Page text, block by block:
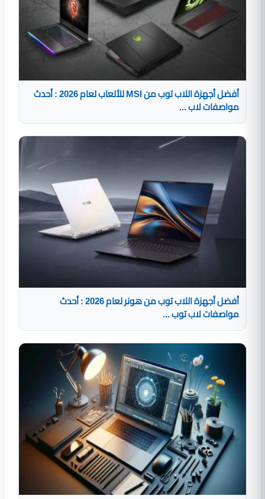
أفضل أجهزة اللاب توب من MSI للألعاب لعام 2026 : أحدث
مواصفات لاب ...
أفضل أجهزة اللاب توب من هونر لعام 2026 : أحدث
مواصفات لاب توب ...